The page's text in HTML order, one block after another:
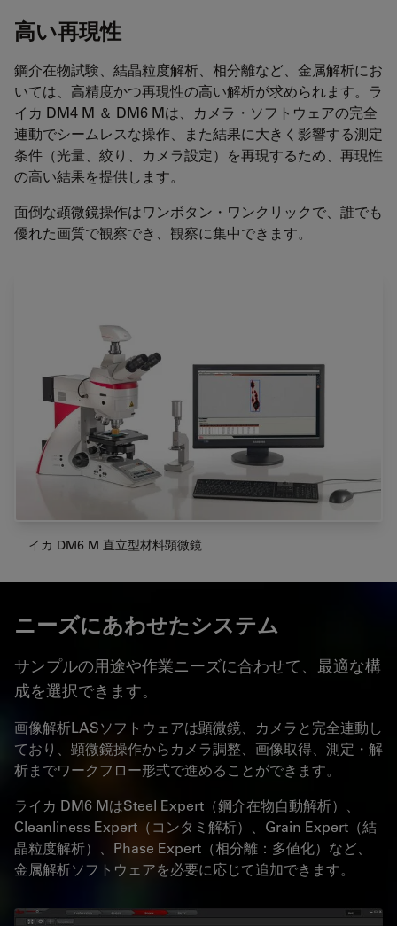
高い再現性
鋼介在物試験、結晶粒度解析、相分離など、金属解析にお
いては、高精度かつ再現性の高い解析が求められます。ラ
イカ DM4 M ＆ DM6 Mは、カメラ・ソフトウェアの完全
連動でシームレスな操作、また結果に大きく影響する測定
条件（光量、絞り、カメラ設定）を再現するため、再現性
の高い結果を提供します。
面倒な顕微鏡操作はワンボタン・ワンクリックで、誰でも
優れた画質で観察でき、観察に集中できます。
イカ DM6 M 直立型材料顕微鏡
ニーズにあわせたシステム
サンプルの用途や作業ニーズに合わせて、最適な構
成を選択できます。
画像解析LASソフトウェアは顕微鏡、カメラと完全連動し
ており、顕微鏡操作からカメラ調整、画像取得、測定・解
析までワークフロー形式で進めることができます。
ライカ DM6 MはSteel Expert（鋼介在物自動解析）、
Cleanliness Expert（コンタミ解析）、Grain Expert（結
晶粒度解析）、Phase Expert（相分離：多値化）など、
金属解析ソフトウェアを必要に応じて追加できます。